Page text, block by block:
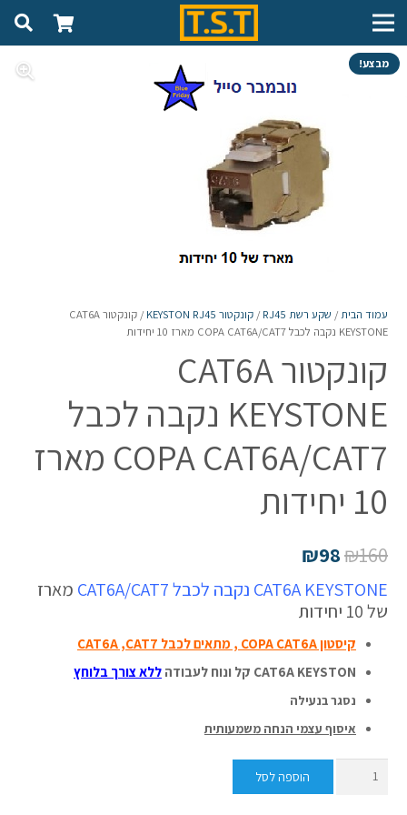
מבצע!
עמוד הבית/ שקע רשת RJ45 / קונקטור KEYSTON RJ45
/ קונקטור CAT6A
KEYSTONE נקבה לכבל COPA CAT6A/CAT7 מארז 10 יחידות
קונקטור CAT6A
KEYSTONE נקבה לכבל
COPA CAT6A/CAT7 מארז
10 יחידות
₪160
₪98
CAT6A KEYSTONE נקבה לכבל CAT6A/CAT7
מארז
של 10 יחידות
קיסטון COPA CAT6A , מתאים לכבל CAT6A ,CAT7
CAT6A KEYSTON קל ונוח לעבודה
ללא צורך בלוחץ
נסגר בנעילה
איסוף עצמי הנחה משמעותית
כמות
הוספה לסל